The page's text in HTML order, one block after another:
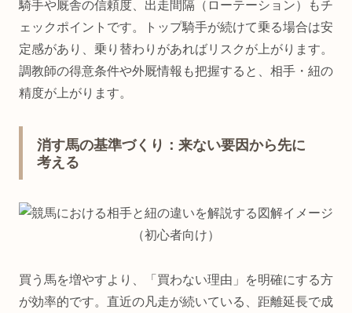
騎手や厩舎の信頼度、出走間隔（ローテーション）もチ
ェックポイントです。トップ騎手が続けて乗る場合は安
定感があり、乗り替わりがあればリスクが上がります。
調教師の得意条件や外厩情報も把握すると、相手・紐の
精度が上がります。
消す馬の基準づくり：来ない要因から先に
考える
買う馬を増やすより、「買わない理由」を明確にする方
が効率的です。直近の凡走が続いている、距離延長で成